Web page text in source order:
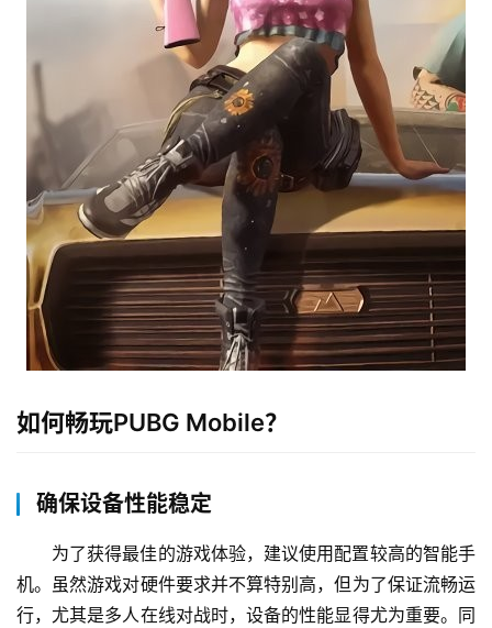
如何畅玩PUBG Mobile？
确保设备性能稳定
为了获得最佳的游戏体验，建议使用配置较高的智能手
机。虽然游戏对硬件要求并不算特别高，但为了保证流畅运
行，尤其是多人在线对战时，设备的性能显得尤为重要。同